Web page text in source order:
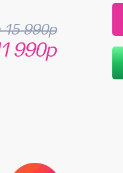
990р
990р